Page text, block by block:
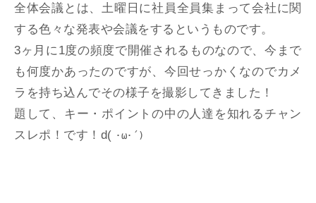
全体会議とは、土曜日に社員全員集まって会社に関
する色々な発表や会議をするというものです。
3ヶ月に1度の頻度で開催されるものなので、今まで
も何度かあったのですが、今回せっかくなのでカメ
ラを持ち込んでその様子を撮影してきました！
題して、キー・ポイントの中の人達を知れるチャン
スレポ！です！d( ･ω･´)